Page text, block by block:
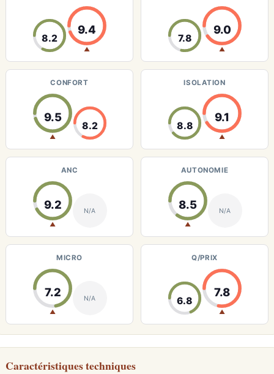
8.2
9.4
▲
7.8
9.0
▲
CONFORT
9.5
▲
8.2
ISOLATION
8.8
9.1
▲
ANC
9.2
▲
N/A
AUTONOMIE
8.5
▲
N/A
MICRO
7.2
▲
N/A
Q/PRIX
6.8
7.8
▲
Caractéristiques techniques